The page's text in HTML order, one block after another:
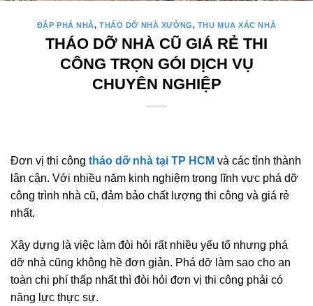
ĐẬP PHÁ NHÀ,THÁO DỠ NHÀ XƯỞNG, THU MUA XÁC NHÀ
THÁO DỠ NHÀ CŨ GIÁ RẺ THI
CÔNG TRỌN GÓI DỊCH VỤ
CHUYÊN NGHIỆP
Đơn vị thi công tháo dỡ nhà tại TP HCM và các tỉnh thành
lân cận. Với nhiều năm kinh nghiệm trong lĩnh vực phá dỡ
công trình nhà cũ, đảm bảo chất lượng thi công và giá rẻ
nhất.
Xây dựng là việc làm đòi hỏi rất nhiều yếu tố nhưng phá
dỡ nhà cũng không hề đơn giản. Phá dỡ làm sao cho an
toàn chi phí thấp nhất thì đòi hỏi đơn vị thi công phải có
năng lực thực sự.